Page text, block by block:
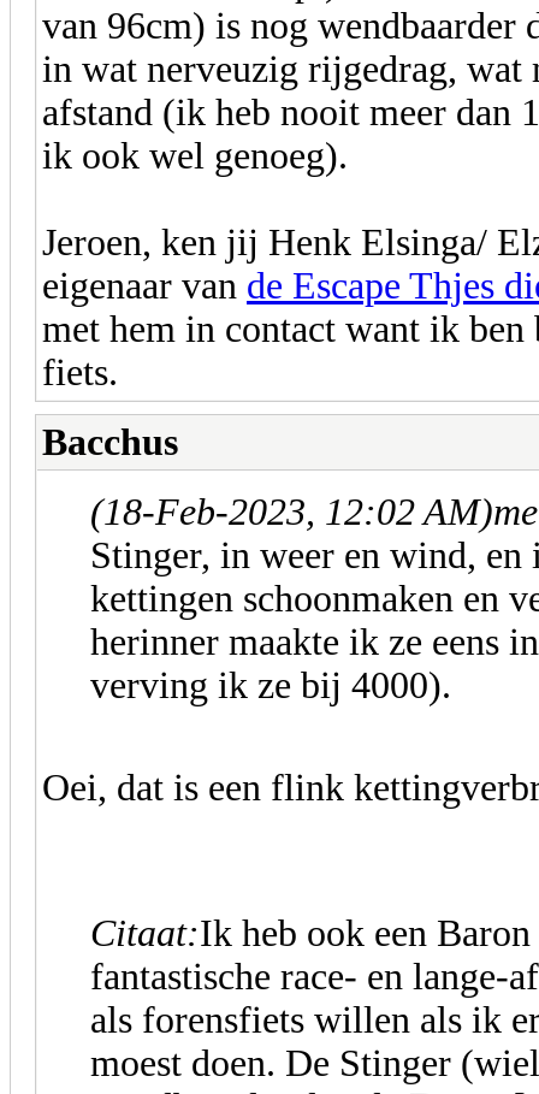
van 96cm) is nog wendbaarder
in wat nerveuzig rijgedrag, wat
afstand (ik heb nooit meer dan
ik ook wel genoeg).
Jeroen, ken jij Henk Elsinga/
eigenaar van de Escape Thjes
met hem in contact want ik
fiets.
Bacchus
(18-Feb-2023, 12:02 AM)
Stinger, in weer en wind,
kettingen schoonmaken en
herinner maakte ik ze eens
verving ik ze bij 4000).
Oei, dat is een flink
Citaat:Ik heb ook een
fantastische race- en lange-
als forensfiets willen als ik
moest doen. De Stinger